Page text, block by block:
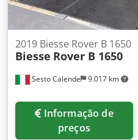
Sesto Calende 9.017 km
2019 Biesse Rover B 1650
Biesse Rover B 1650
preços